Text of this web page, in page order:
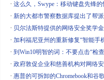
· 这么久，Swype：移动键盘先锋的
· 新的大都市警察数据库提出了帮
· 贝尔法斯特提供的网络安全奖学金
· 加利福尼亚州的重新修复“智能手
· 到Win10明智的词：不要点击“检
· 政府敦促企业和慈善机构对网络
· 惠普的可拆卸的Chromebook和谷